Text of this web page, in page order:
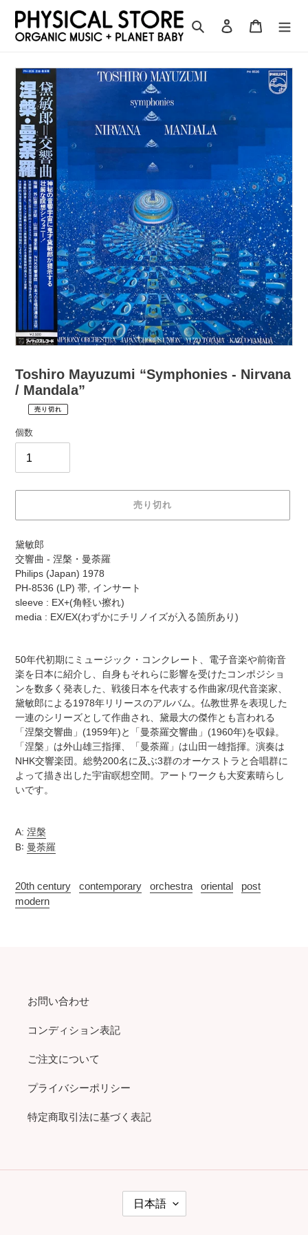
検索 ログインカート
Toshiro Mayuzumi “Symphonies - Nirvana
/ Mandala”
常
価
格
¥1,980
売り切れ
税
込
送
手
続
き
時
に
計
れ
ま
す
コ
ン
デ
ィ
シ
ョ
ン
に
つ
個数
売り切れ
カ
ー
ト
に
商
品
加
す
る
黛敏郎
交響曲 - 涅槃・曼荼羅
Philips (Japan) 1978
PH-8536 (LP) 帯, インサート
sleeve : EX+(角軽い擦れ)
media : EX/EX(わずかにチリノイズが入る箇所あり)
50年代初期にミュージック・コンクレート、電子音楽や前衛音
楽を日本に紹介し、自身もそれらに影響を受けたコンポジショ
ンを数多く発表した、戦後日本を代表する作曲家/現代音楽家、
黛敏郎による1978年リリースのアルバム。仏教世界を表現した
一連のシリーズとして作曲され、黛最大の傑作とも言われる
「涅槃交響曲」(1959年)と「曼荼羅交響曲」(1960年)を収録。
「涅槃」は外山雄三指揮、「曼荼羅」は山田一雄指揮。演奏は
NHK交響楽団。総勢200名に及ぶ3群のオーケストラと合唱群に
よって描き出した宇宙瞑想空間。アートワークも大変素晴らし
いです。
A: 涅槃
B: 曼荼羅
20th century contemporary orchestra oriental
post
modern
お問い合わせ
コンディション表記
ご注文について
プライバシーポリシー
特定商取引法に基づく表記
日本語